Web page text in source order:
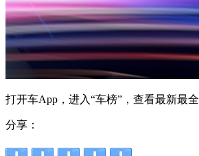
打开车App，进入“车榜”，查看最新最
分享：